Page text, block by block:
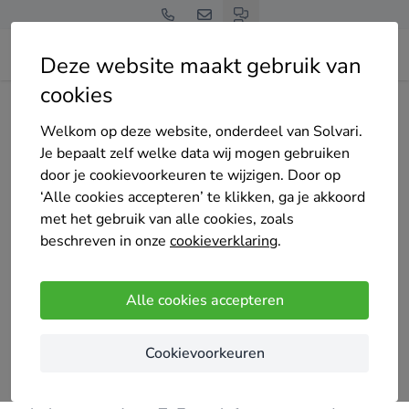
Deze website maakt gebruik van
cookies
Welkom op deze website, onderdeel van Solvari.
Je bepaalt zelf welke data wij mogen gebruiken
door je cookievoorkeuren te wijzigen. Door op
‘Alle cookies accepteren’ te klikken, ga je akkoord
met het gebruik van alle cookies, zoals
beschreven in onze cookieverklaring.
Alle cookies accepteren
Cookievoorkeuren
Home Bedrijven overzicht
Total Energy Projects
(10 reviews)
Total Energy Projects is gespecialiseerd in